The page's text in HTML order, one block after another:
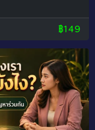
฿149